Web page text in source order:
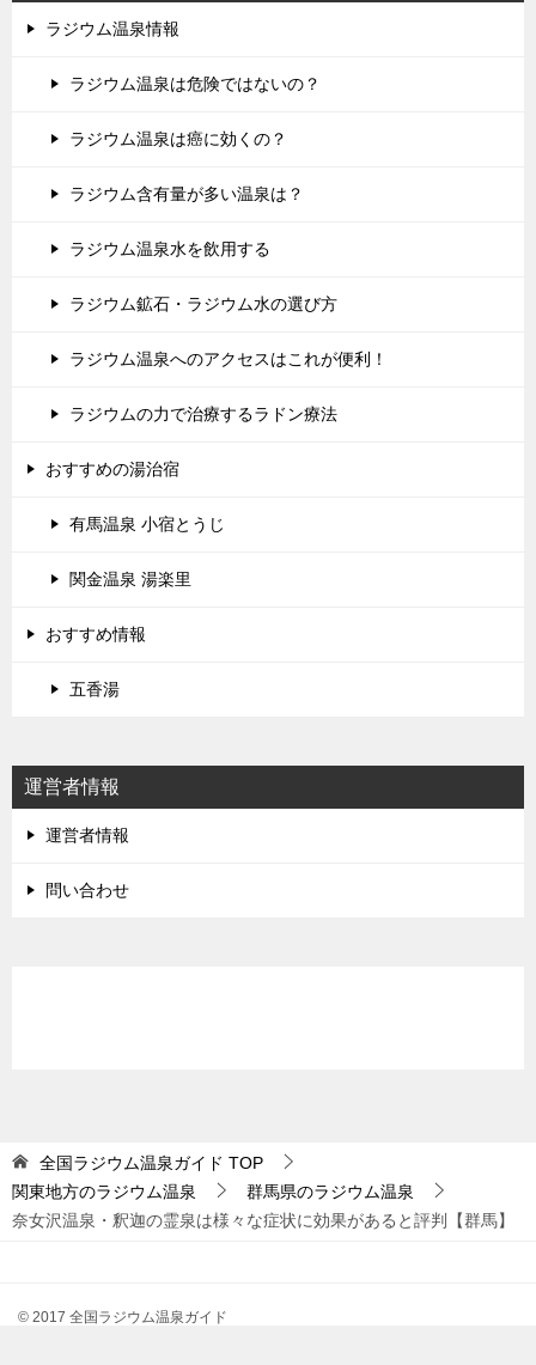
ラジウム温泉情報
ラジウム温泉は危険ではないの？
ラジウム温泉は癌に効くの？
ラジウム含有量が多い温泉は？
ラジウム温泉水を飲用する
ラジウム鉱石・ラジウム水の選び方
ラジウム温泉へのアクセスはこれが便利！
ラジウムの力で治療するラドン療法
おすすめの湯治宿
有馬温泉 小宿とうじ
関金温泉 湯楽里
おすすめ情報
五香湯
運営者情報
運営者情報
問い合わせ
全国ラジウム温泉ガイド TOP
関東地方のラジウム温泉
群馬県のラジウム温泉
奈女沢温泉・釈迦の霊泉は様々な症状に効果があると評判【群馬】
© 2017 全国ラジウム温泉ガイド